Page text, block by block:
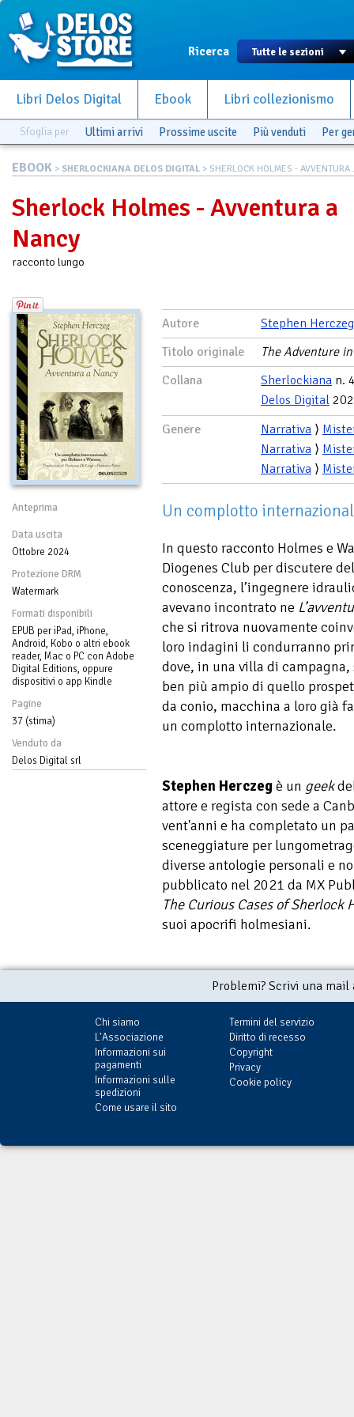
Ricerca
Libri Delos Digital Ebook Libri collezionismo
Sfoglia per Ultimi arrivi Prossime uscite Più venduti Per
EBOOK > SHERLOCKIANA DELOS DIGITAL > SHERLOCK HOLMES - AVVENTURA
Sherlock Holmes - Avventura a
Nancy
racconto lungo
Anteprima
Data uscita
Ottobre 2024
Protezione DRM
Watermark
Formati disponibili
EPUB per iPad, iPhone,
Android, Kobo o altri ebook
reader, Mac o PC con Adobe
Digital Editions, oppure
dispositivi o app Kindle
Pagine
37 (stima)
Venduto da
Delos Digital srl
Autore
Stephen Herczeg
Titolo originale
The Adventure
Collana
Sherlockiana n.
Delos Digital
Genere
Narrativa ⟩
Narrativa ⟩
Narrativa ⟩
Un complotto
In questo racconto Holmes e
Diogenes Club per discutere
conoscenza, l’ingegnere
avevano incontrato ne
che si ritrova nuovamente
loro indagini li condurranno
dove, in una villa di
ben più ampio di quello
da conio, macchina a loro già
un complotto internazionale.
Stephen Herczegè un geek
attore e regista con sede a
vent'anni e ha completato un
sceneggiature per
diverse antologie personali e
pubblicato nel 2021 da MX
The Curious Cases of Sherlock
suoi apocrifi holmesiani.
Problemi? Scrivi una
Chi siamo
L'Associazione
Informazioni sui
pagamenti
Informazioni sulle
spedizioni
Come usare il sito
Termini del servizio
Diritto di recesso
Copyright
Privacy
Cookie policy